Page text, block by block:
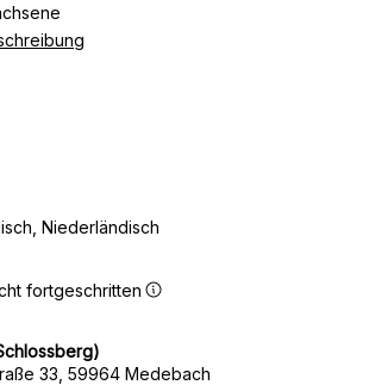
Niederländisch
fortgeschritten
33, 59964 Medebach